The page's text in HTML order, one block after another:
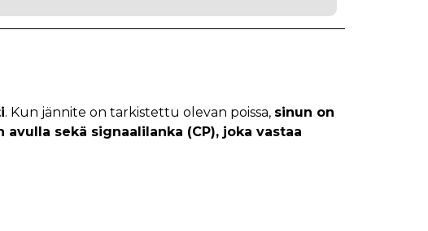
. Kun jännite on tarkistettu olevan poissa, sinun on
sekä signaalilanka (CP), joka vastaa